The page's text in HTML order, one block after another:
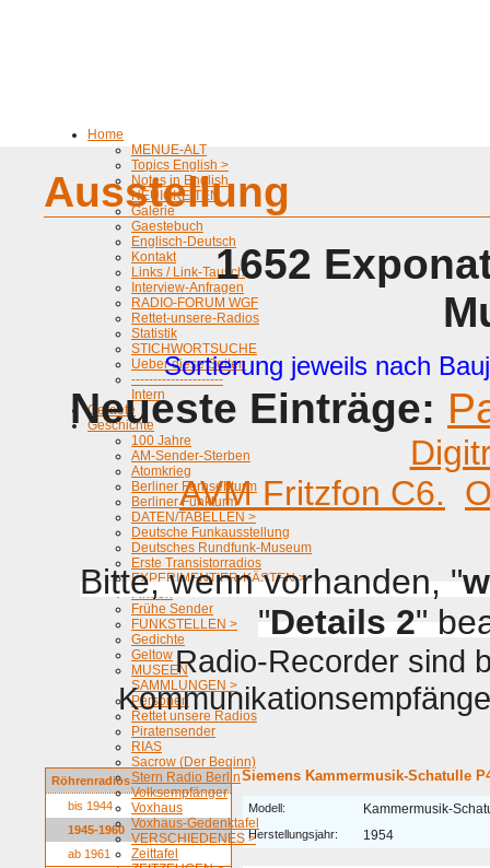
Home
MENUE-ALT
Topics English >
Notes in English
NEUIGKEITEN
Galerie
Gaestebuch
Englisch-Deutsch
Kontakt
Links / Link-Tausch
Interview-Anfragen
RADIO-FORUM WGF
Rettet-unsere-Radios
Statistik
STICHWORTSUCHE
Ueber diese Seiten
---------------------
Intern
Geraete
Geschichte
100 Jahre
AM-Sender-Sterben
Atomkrieg
Berliner Fernsehturm
Berliner Funkturm
DATEN/TABELLEN >
Deutsche Funkausstellung
Deutsches Rundfunk-Museum
Erste Transistorradios
EXPERIMENTIER-KÄSTEN >
Firmen
Frühe Sender
FUNKSTELLEN >
Gedichte
Geltow
MUSEEN
SAMMLUNGEN >
Personen
Rettet unsere Radios
Piratensender
RIAS
Sacrow (Der Beginn)
Stern Radio Berlin
Volksempfänger
Voxhaus
Voxhaus-Gedenktafel
VERSCHIEDENES >
Zeittafel
Ausstellung
1652
Sortierung jeweils nach
Neueste Einträge:
AVM Fritzfon C6.
Bitte, wenn vorhanden, "
"Details 2"
Radio-Recorder sind
Röhrenradios
bis 1944
1945-1960
ab 1961
Siemens Kammermusik-Schatulle
Modell: Kammermusik-
Herstellungsjahr: 1954